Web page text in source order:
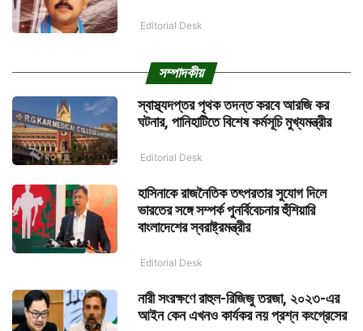
Editorial Desk
সম্পাদকীয়
স্বাস্থ্যদপ্তর পৃথক তদন্ত করবে আরজি কর
ঘটনার, পানিহাটিতে বিশেষ কর্মসূচি মুখ্যমন্ত্রীর
Editorial Desk
হাসিনাকে রাজনৈতিক তৎপরতার সুযোগ দিলে
ভারতের সঙ্গে সম্পর্ক পুনর্বিবেচনার হুঁশিয়ারি
বাংলাদেশের স্বরাষ্ট্রমন্ত্রীর
Editorial Desk
নারী সংরক্ষণে রাহুল-রিজিজু তরজা, ২০২৩-এর
আইন কেন এখনও কার্যকর নয় প্রশ্ন কংগ্রেসের